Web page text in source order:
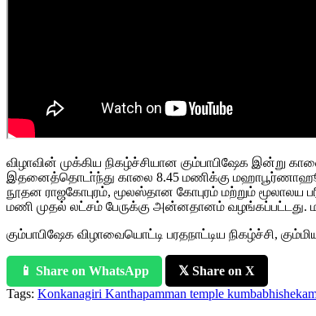
விழாவின் முக்கிய நிகழ்ச்சியான கும்பாபிஷேக இன்று
இதனைத்தொடா்ந்து காலை 8.45 மணிக்கு
நூதன ராஜகோபுரம், மூலஸ்தான கோபுரம் மற்றும் மூலாலய
மணி முதல் லட்சம் பேருக்கு அன்னதானம் வழங்கப்பட்டது.
கும்பாபிஷேக விழாவையொட்டி பரதநாட்டிய நிகழ்ச்சி,
📱 Share on WhatsApp
𝕏 Share on X
Tags: Konkanagiri Kanthapamman temple